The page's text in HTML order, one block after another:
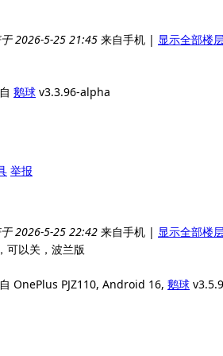
2026-5-25 21:45 来自手机 | 显示全部楼
鹅球 v3.3.96-alpha
举报
2026-5-25 22:42 来自手机 | 显示全部楼
可以关，波兰版
OnePlus PJZ110, Android 16, 鹅球